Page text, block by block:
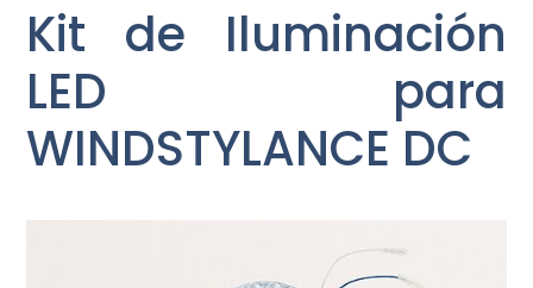
Kit de Iluminación
LED para
WINDSTYLANCE DC